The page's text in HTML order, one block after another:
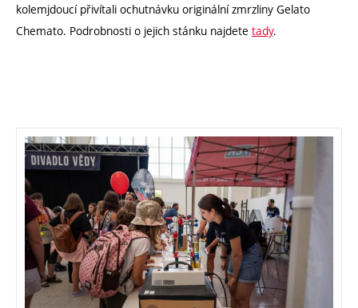
kolemjdoucí přivítali ochutnávku originální zmrzliny Gelato
Chemato. Podrobnosti o jejich stánku najdete tady.